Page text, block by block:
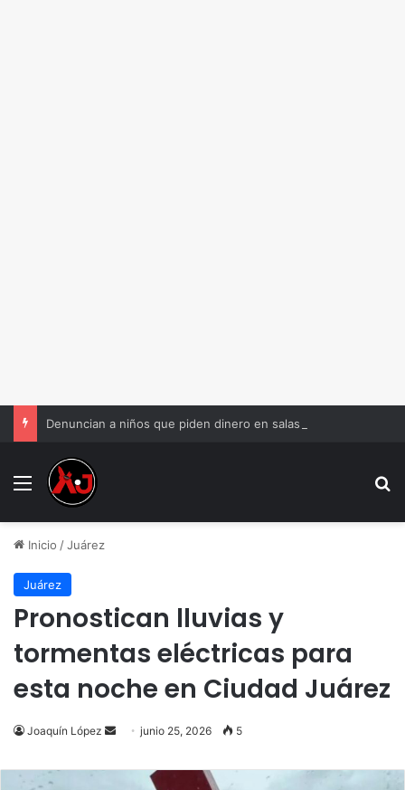
Menu
Inicio /Juárez
Juárez
Pronostican lluvias y
tormentas eléctricas para
esta noche en Ciudad Juárez
Joaquín López
Send
email
junio 25, 2026 5